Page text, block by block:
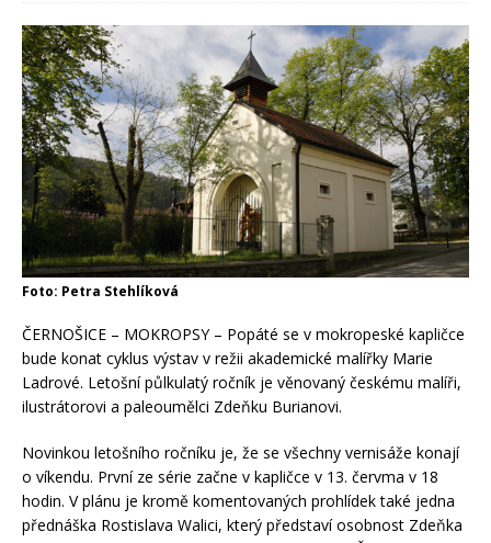
Foto: Petra Stehlíková
ČERNOŠICE – MOKROPSY – Popáté se v mokropeské kapličce
bude konat cyklus výstav v režii akademické malířky Marie
Ladrové. Letošní půlkulatý ročník je věnovaný českému malíři,
ilustrátorovi a paleoumělci Zdeňku Burianovi.
Novinkou letošního ročníku je, že se všechny vernisáže konají
o víkendu. První ze série začne v kapličce v 13. červma v 18
hodin. V plánu je kromě komentovaných prohlídek také jedna
přednáška Rostislava Walici, který představí osobnost Zdeňka